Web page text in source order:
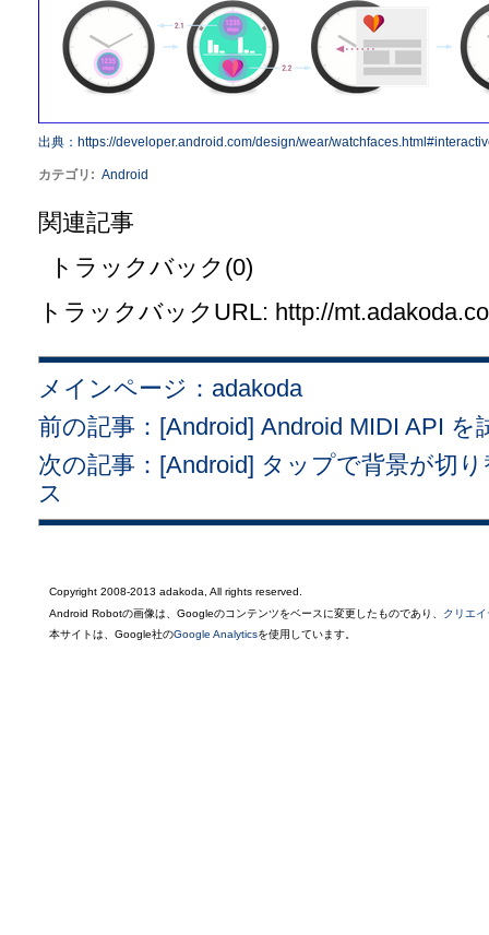
出典：https://developer.android.com/design/wear/
カテゴリ : Android
関連記事
トラックバック(0)
トラックバックURL: http://
メインページ：adakoda
前の記事：[Android] Android MIDI API
次の記事：[Android] タップで背景が切
ス
Copyright 2008-2013 adakoda, All rights reserved.
Android Robotの画像は、Googleのコンテンツをベースに変更したものであり、 クリエ
本サイトは、Google社のGoogle Analyticsを使用しています。